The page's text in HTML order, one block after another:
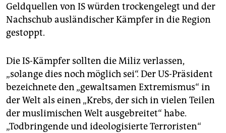
Geldquellen von IS würden trockengelegt und der
Nachschub ausländischer Kämpfer in die Region
gestoppt.
Die IS-Kämpfer sollten die Miliz verlassen,
„solange dies noch möglich sei“. Der US-Präsident
bezeichnete den „gewaltsamen Extremismus“ in
der Welt als einen „Krebs, der sich in vielen Teilen
der muslimischen Welt ausgebreitet“ habe.
„Todbringende und ideologisierte Terroristen“